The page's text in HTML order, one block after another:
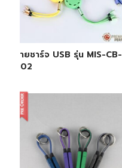
สายชาร์จ USB รุ่น MIS-CB-
002